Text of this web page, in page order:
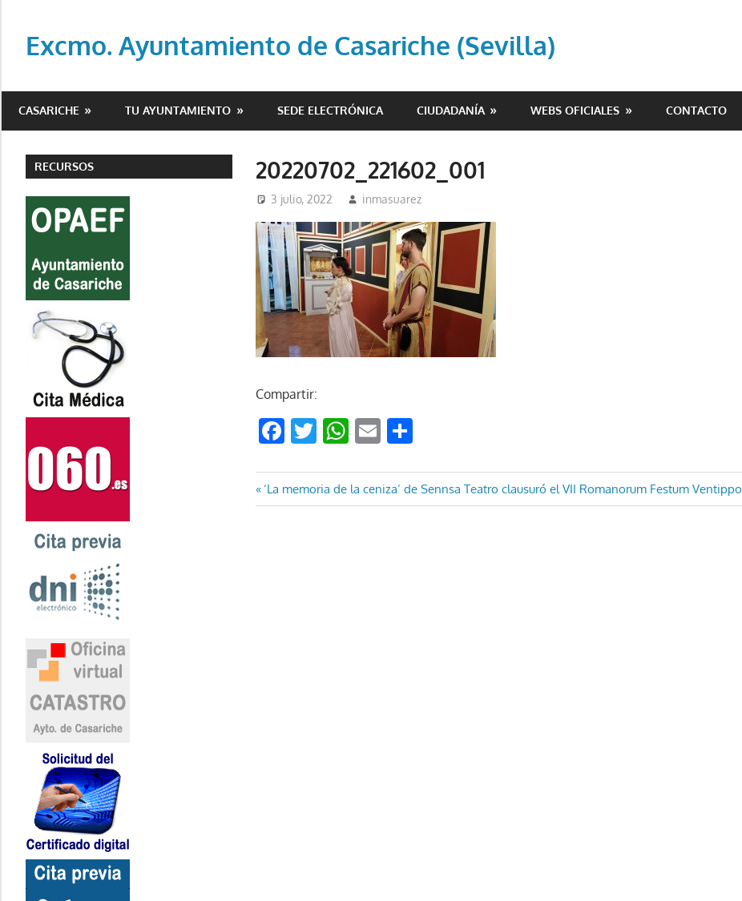
contenido
Excmo. Ayuntamiento de Casariche (Sevilla)
del
de
Casariche
CASARICHE TU AYUNTAMIENTO SEDE ELECTRÓNICA CIUDADANÍA WEBS OFICIALES CONTACTO
20220702_221602_001
3 julio, 2022 inmasuarez
Compartir:
Facebook
Twitter
WhatsApp
Email
Navegación
Entrada
anterior:
‘La memoria de la ceniza’ de Sennsa Teatro clausuró el VII Romanorum Festum Ventippo
RECURSOS